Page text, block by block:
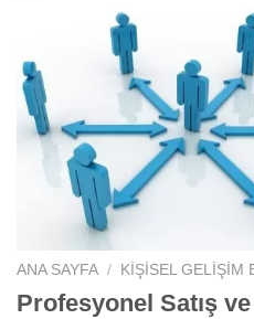
ANA SAYFA / KIŞISEL GELIŞIM
Profesyonel Satış